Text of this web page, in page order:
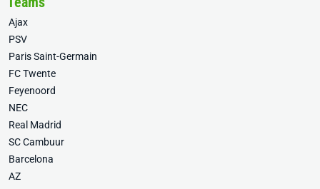
Ajax
PSV
Paris Saint-Germain
FC Twente
Feyenoord
NEC
Real Madrid
SC Cambuur
Barcelona
AZ